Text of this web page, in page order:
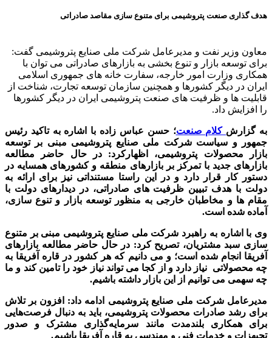
هدف گذاری صنعت پتروشیمی برای متنوع سازی مقاصد صادراتی
معاون وزیر نفت و مدیرعامل شرکت ملی صنایع پتروشیمی گفت:
برای توسعه بازار و تنوع بخشی به بازارهای صادراتی می توان با
همکاری وزارت امور خارجه، سفارت خانه های جمهوری اسلامی
ایران در دیگر کشورها و همچنین سازمان توسعه تجارت، شناخت از
قابلیت ها و ظرفیت های صنعت پتروشیمی ایران در دیگر کشورها
را افزایش داد.
به گزارش کلام صنعت؛ حسن عباس زاده با اشاره به تاکید رئیس
جمهور و سیاست شرکت ملی صنایع پتروشیمی مبنی بر توسعه
بازار محصولات پتروشیمی، اظهارکرد: در حال حاضر مطالعه
بازارهای جدید با تمرکز بر بازارهای منطقه و کشورهای همسایه در
دستور کار قرار دارد و در این راستا مستنداتی نیز برای ارائه به
دولت با هدف تبیین ظرفیت های صادراتی، در دیدارهای دولت با
مقام ها و مخاطبان خارجی به منظور توسعه بازار و تنوع سازی،
آماده شده است.
وی با اشاره به راهبرد شرکت ملی صنایع پتروشیمی مبنی بر متنوع
سازی سبد مشتریان، تصریح کرد: در حال حاضر مطالعه بازارهای
آفریقا انجام شده است؛ و می دانیم که هر کشور در قاره آفریقا به
چه محصولاتی نیاز دارد و از کجا می تواند نیاز خود را تامین کند و ما
چه سهمی می توانیم از این بازار داشته باشیم.
مدیرعامل شرکت ملی صنایع پتروشیمی ادامه داد: افزون بر تلاش
برای رشد صادرات محصولات پتروشیمی، باید به‌ دنبال فرصت‌‌هایی
برای همکاری بلندمدت مانند سرمایه‌گذاری مشترک و صدور
تجیهزات و خدمات فنی و مهندسی به قاره آفریقا باشیم.